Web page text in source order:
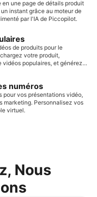
une page de détails produit
instant grâce au moteur de
par l'IA de Piccopilot.
de produits pour le
votre produit,
populaires, et générez
prêtes à l'emploi, sans
numéros
pour vos présentations vidéo,
marketing. Personnalisez vos
virtuel.
Nous